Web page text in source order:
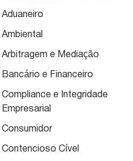
Aduaneiro
Ambiental
Arbitragem e Mediação
Bancário e Financeiro
Compliance e Integridade
Empresarial
Consumidor
Contencioso Cível